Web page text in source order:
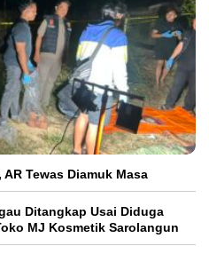
Tewas Diamuk Masa
Ditangkap Usai Diduga
MJ Kosmetik Sarolangun